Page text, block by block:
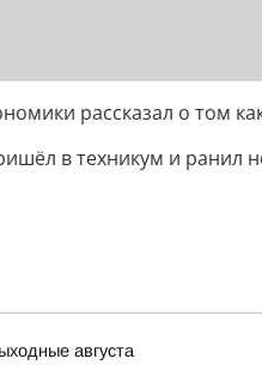
рассказал о том
в техникум и
августа